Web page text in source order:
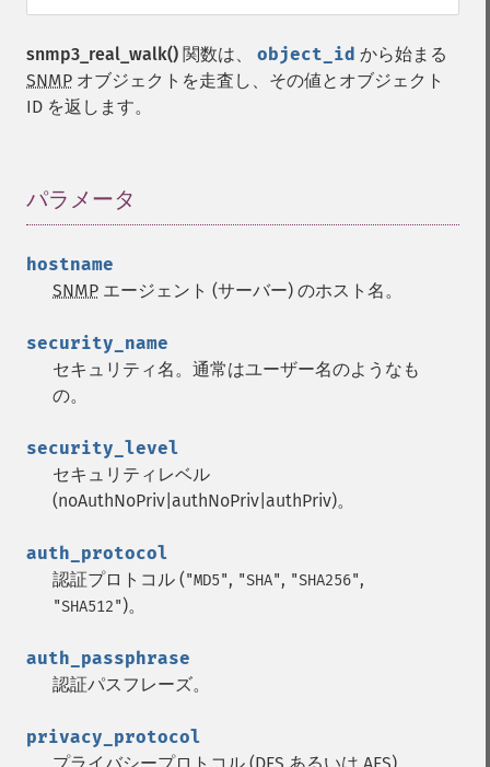
snmp3_real_walk() 関数は、 object_id から始まる
SNMP オブジェクトを走査し、その値とオブジェクト
ID を返します。
パラメータ
hostname
SNMP エージェント (サーバー) のホスト名。
security_name
セキュリティ名。通常はユーザー名のようなも
の。
security_level
セキュリティレベル
(noAuthNoPriv|authNoPriv|authPriv)。
auth_protocol
認証プロトコル ("MD5", "SHA", "SHA256",
"SHA512")。
auth_passphrase
認証パスフレーズ。
privacy_protocol